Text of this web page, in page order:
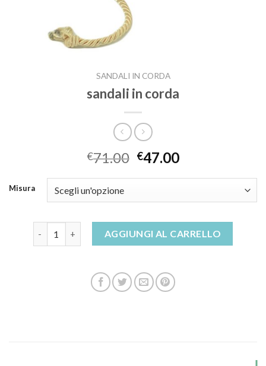
SANDALI IN CORDA
sandali in corda
€71.00 €47.00
Misura
sandali in corda quantitàAGGIUNGI AL CARRELLO